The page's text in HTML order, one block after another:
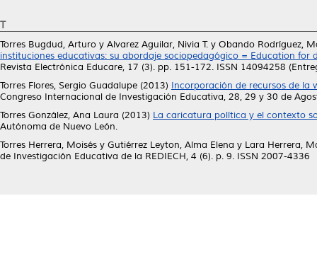
T
Torres Bugdud, Arturo y Alvarez Aguilar, Nivia T. y Obando Rodríguez,
instituciones educativas: su abordaje sociopedagógico = Education
Revista Electrónica Educare, 17 (3). pp. 151-172. ISSN 14094258
Torres Flores, Sergio Guadalupe (2013) Incorporación de recursos de la
Congreso Internacional de Investigación Educativa, 28, 29 y 30 de
Torres González, Ana Laura (2013) La caricatura política y el contexto
Autónoma de Nuevo León.
Torres Herrera, Moisés y Gutiérrez Leyton, Alma Elena y Lara Herrera,
de Investigación Educativa de la REDIECH, 4 (6). p. 9. ISSN 2007-4336